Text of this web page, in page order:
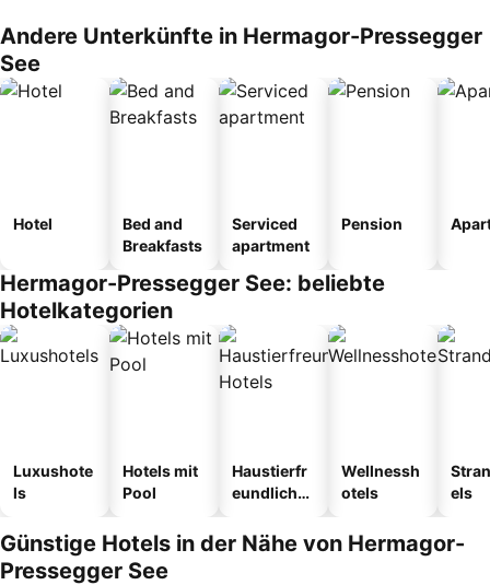
Andere Unterkünfte in Hermagor-Pressegger
See
Hotel
Bed and
Breakfasts
Serviced
apartment
Pension
Hermagor-Pressegger See: beliebte
Hotelkategorien
Luxushote
ls
Hotels mit
Pool
Haustierfr
eundliche
Wellnessh
otels
els
Günstige Hotels in der Nähe von Hermagor-
Pressegger See